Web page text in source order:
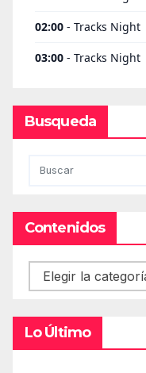
Busqueda
Contenidos
Contenidos
Lo Último